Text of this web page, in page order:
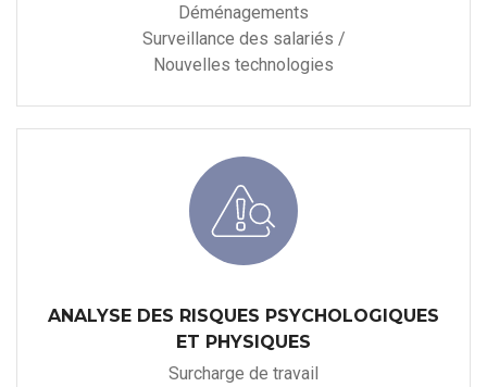
Déménagements
Surveillance des salariés /
Nouvelles technologies
ANALYSE DES RISQUES PSYCHOLOGIQUES
ET PHYSIQUES
Surcharge de travail